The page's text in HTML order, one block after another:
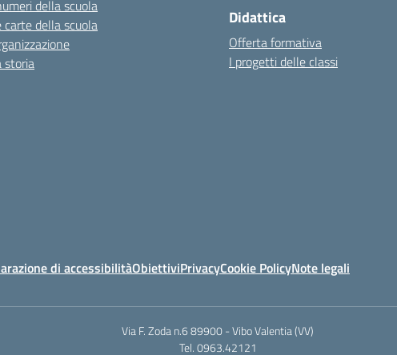
della scuola
carte della scuola
storia
Didattica
Offerta formativa
I progetti delle classi
di accessibilitàObiettiviPrivacyCookie PolicyNote legali
Via F. Zoda n.6 89900 - Vibo Valentia (VV)
Tel. 0963.42121